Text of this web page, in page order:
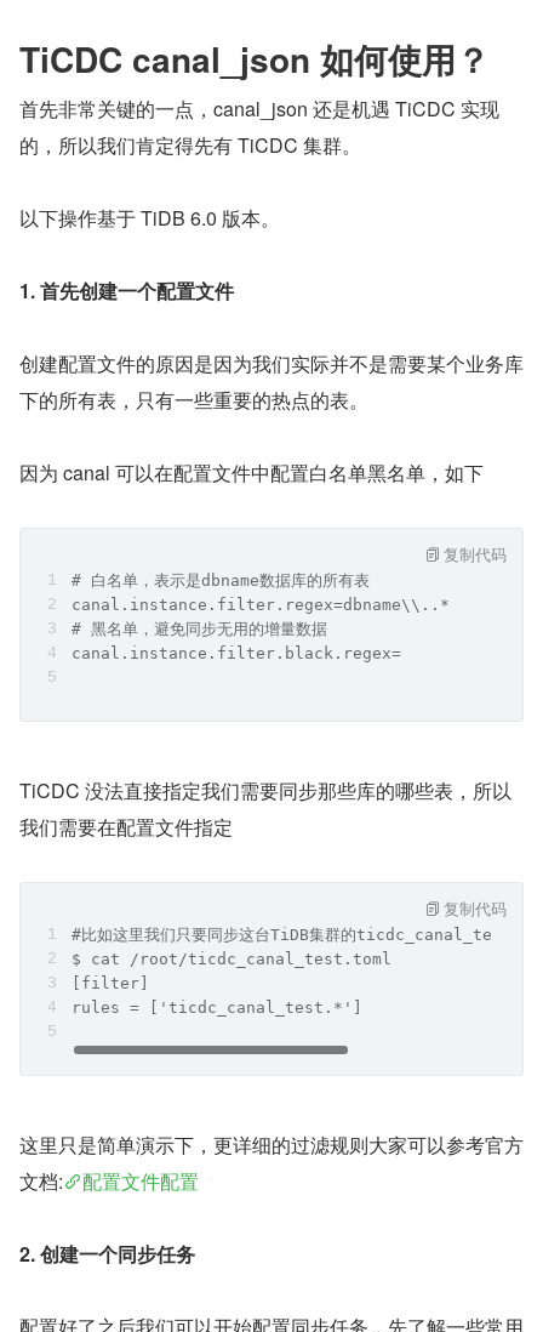
TiCDC canal_json 如何使用？
首先非常关键的一点，canal_json 还是机遇 TiCDC 实现
的，所以我们肯定得先有 TiCDC 集群。
以下操作基于 TiDB 6.0 版本。
1. 首先创建一个配置文件
创建配置文件的原因是因为我们实际并不是需要某个业务库
下的所有表，只有一些重要的热点的表。
因为 canal 可以在配置文件中配置白名单黑名单，如下
# 白名单，表示是dbname数据库的所有表
canal.instance.filter.regex=dbname\\..*
# 黑名单，避免同步无用的增量数据
canal.instance.filter.black.regex=
复制代码
TiCDC 没法直接指定我们需要同步那些库的哪些表，所以
我们需要在配置文件指定
#比如这里我们只要同步这台TiDB集群的ticdc_canal_test数据
$ cat /root/ticdc_canal_test.toml
[filter]
rules = ['ticdc_canal_test.*']
复制代码
这里只是简单演示下，更详细的过滤规则大家可以参考官方
文档:
配置文件配置
2. 创建一个同步任务